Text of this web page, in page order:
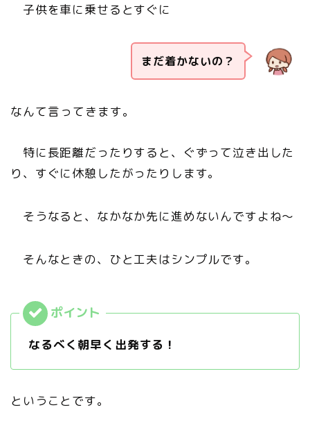
子供を車に乗せるとすぐに
まだ着かないの？
なんて言ってきます。
特に長距離だったりすると、ぐずって泣き出した
り、すぐに休憩したがったりします。
そうなると、なかなか先に進めないんですよね～
そんなときの、ひと工夫はシンプルです。
なるべく朝早く出発する！
ということです。